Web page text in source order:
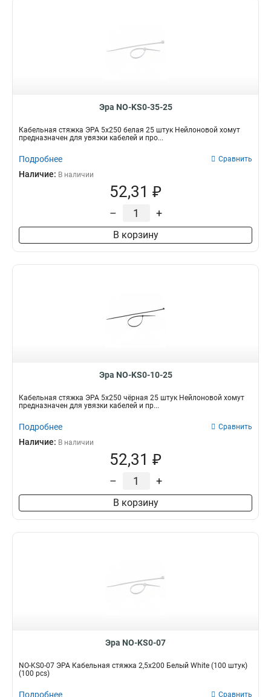
Эра NO-KS0-35-25
Кабельная стяжка ЭРА 5x250 белая 25 штук Нейлоновой хомут
предназначен для увязки кабелей и про...
Подробнее Сравнить
Наличие: В наличии
52,31 ₽
– +
В корзину
Эра NO-KS0-10-25
Кабельная стяжка ЭРА 5x250 чёрная 25 штук Нейлоновой хомут
предназначен для увязки кабелей и пр...
Подробнее Сравнить
Наличие: В наличии
52,31 ₽
– +
В корзину
Эра NO-KS0-07
NO-KS0-07 ЭРА Кабельная стяжка 2,5х200 Белый White (100 штук)
(100 pcs)
Подробнее Сравнить